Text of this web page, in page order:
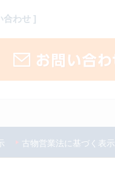
合わせ ]
古物営業法に基づく表示